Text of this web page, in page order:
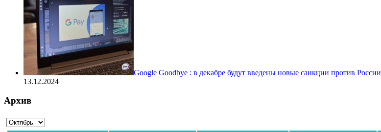
Google Goodbye : в декабре будут введены новые санкции против России
13.12.2024
Архив